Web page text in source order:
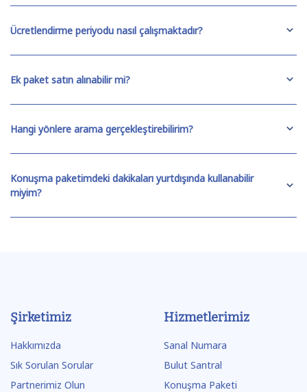
Ücretlendirme periyodu nasıl çalışmaktadır?
Ek paket satın alınabilir mi?
Hangi yönlere arama gerçekleştirebilirim?
Konuşma paketimdeki dakikaları yurtdışında kullanabilir
miyim?
Şirketimiz
Hakkımızda
Sık Sorulan Sorular
Partnerimiz Olun
Hizmetlerimiz
Sanal Numara
Bulut Santral
Konuşma Paketi